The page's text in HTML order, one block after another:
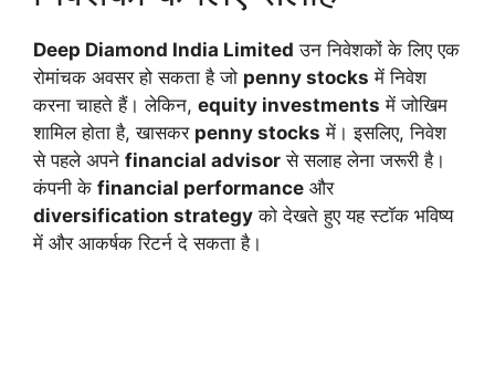
Deep Diamond India Limited उन निवेशकों के लिए एक
रोमांचक अवसर हो सकता है जो penny stocks में निवेश
करना चाहते हैं। लेकिन, equity investments में जोखिम
शामिल होता है, खासकर penny stocks में। इसलिए, निवेश
से पहले अपने financial advisor से सलाह लेना जरूरी है।
कंपनी के financial performance और
diversification strategy को देखते हुए यह स्टॉक भविष्य
में और आकर्षक रिटर्न दे सकता है।